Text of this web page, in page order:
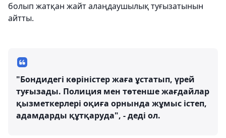
болып жатқан жайт алаңдаушылық туғызатынын
айтты.
"Бондидегі көріністер жаға ұстатып, үрей
туғызады. Полиция мен төтенше жағдайлар
қызметкерлері оқиға орнында жұмыс істеп,
адамдарды құтқаруда", - деді ол.